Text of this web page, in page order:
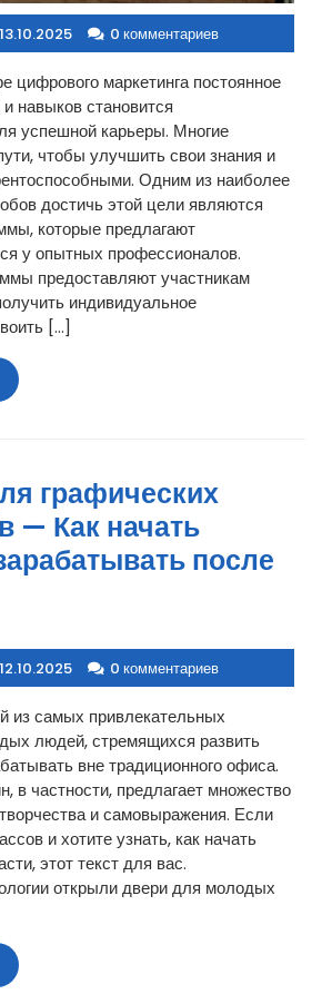
13.10.2025 0 комментариев
цифрового маркетинга постоянное
навыков становится
успешной карьеры. Многие
чтобы улучшить свои знания и
Одним из наиболее
достичь этой цели являются
которые предлагают
у опытных профессионалов.
предоставляют участникам
индивидуальное
[…]
графических
— Как начать
после
12.10.2025 0 комментариев
из самых привлекательных
людей, стремящихся развить
вне традиционного офиса.
в частности, предлагает множество
и самовыражения. Если
и хотите узнать, как начать
этот текст для вас.
открыли двери для молодых